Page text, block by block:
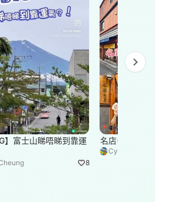
】富士山睇唔睇到靠運
8
名店😍高質👍可樂
Cyril
Next slide